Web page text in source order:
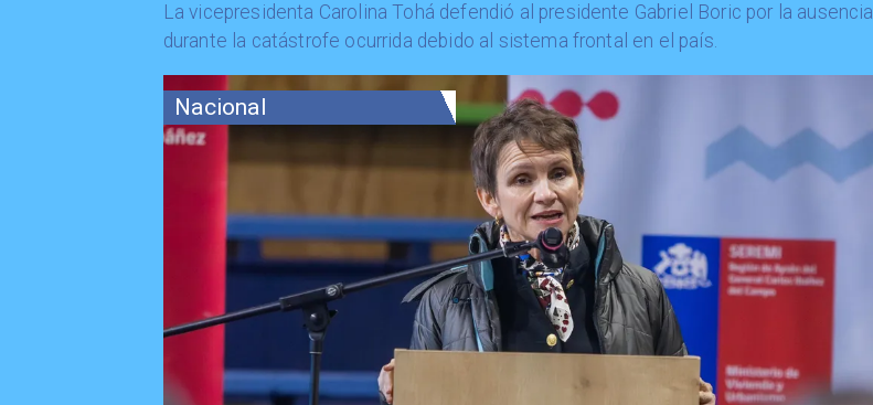
Nacional
La vicepresidenta Carolina Tohá defendió al presidente Gabriel Boric por la ausencia
durante la catástrofe ocurrida debido al sistema frontal en el país.